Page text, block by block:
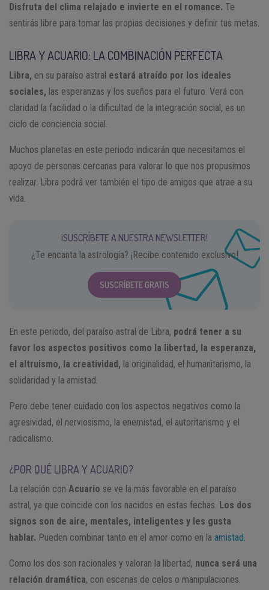
Disfruta del clima relajado e invierte en el romance. Te
sentirás libre para tomar las propias decisiones y definir tus metas.
LIBRA Y ACUARIO: LA COMBINACIÓN PERFECTA
Libra, en su paraíso astral estará atraído por los ideales
sociales, las esperanzas y los sueños para el futuro. Verá con
claridad la facilidad o la dificultad de la integración social, es un
ciclo de conciencia social.
Muchos planetas en este periodo indicarán que necesitamos el
apoyo de personas cercanas para valorar lo que nos propusimos
realizar. Libra podrá ver también el tipo de amigos que atrae a su
vida.
¡SUSCRÍBETE A NUESTRA NEWSLETTER!
¿Te encanta la astrología? ¡Recibe contenido exclusivo!
SUSCRÍBETE GRATIS
En este periodo, del paraíso astral de Libra, podrá tener a su
favor los aspectos positivos como la libertad, la esperanza,
el altruismo, la creatividad, la originalidad, el humanitarismo, la
solidaridad y la amistad.
Pero debe tener cuidado con los aspectos negativos como la
agresividad, el nerviosismo, la enemistad, el autoritarismo y el
radicalismo.
¿POR QUÉ LIBRA Y ACUARIO?
La relación con Acuario se ve la más favorable en el paraíso
astral, ya que coincide con los nacidos en estas fechas. Los dos
signos son de aire, mentales, inteligentes y les gusta
hablar. Pueden combinar tanto en el amor como en la amistad
Como los dos son racionales y valoran la libertad, nunca será una
relación dramática, con escenas de celos o manipulaciones.